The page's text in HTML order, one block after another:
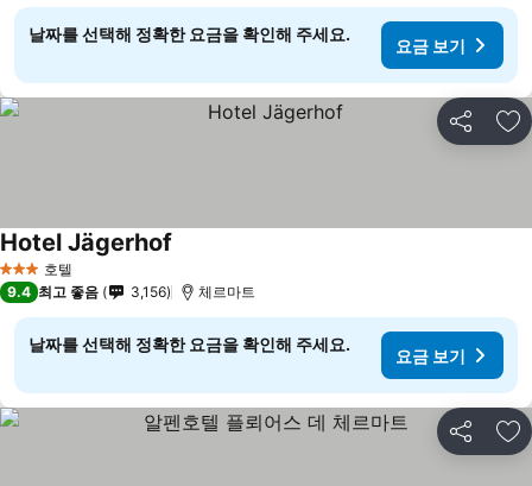
날짜를 선택해 정확한 요금을 확인해 주세요.
요금 보기
공유 즐
3 성급 호텔
Hotel Jägerhof
9.4 최고 좋음 3,156 체르마트
날짜를 선택해 정확한 요금을 확인해 주세요.
요금 보기
공유 즐